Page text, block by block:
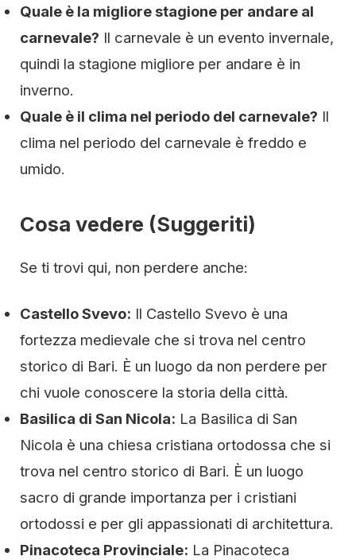
Quale è la migliore stagione per andare al
carnevale? Il carnevale è un evento invernale,
quindi la stagione migliore per andare è in
inverno.
Quale è il clima nel periodo del carnevale? Il
clima nel periodo del carnevale è freddo e
umido.
Cosa vedere (Suggeriti)
Se ti trovi qui, non perdere anche:
Castello Svevo: Il Castello Svevo è una
fortezza medievale che si trova nel centro
storico di Bari. È un luogo da non perdere per
chi vuole conoscere la storia della città.
Basilica di San Nicola: La Basilica di San
Nicola è una chiesa cristiana ortodossa che si
trova nel centro storico di Bari. È un luogo
sacro di grande importanza per i cristiani
ortodossi e per gli appassionati di architettura.
Pinacoteca Provinciale: La Pinacoteca